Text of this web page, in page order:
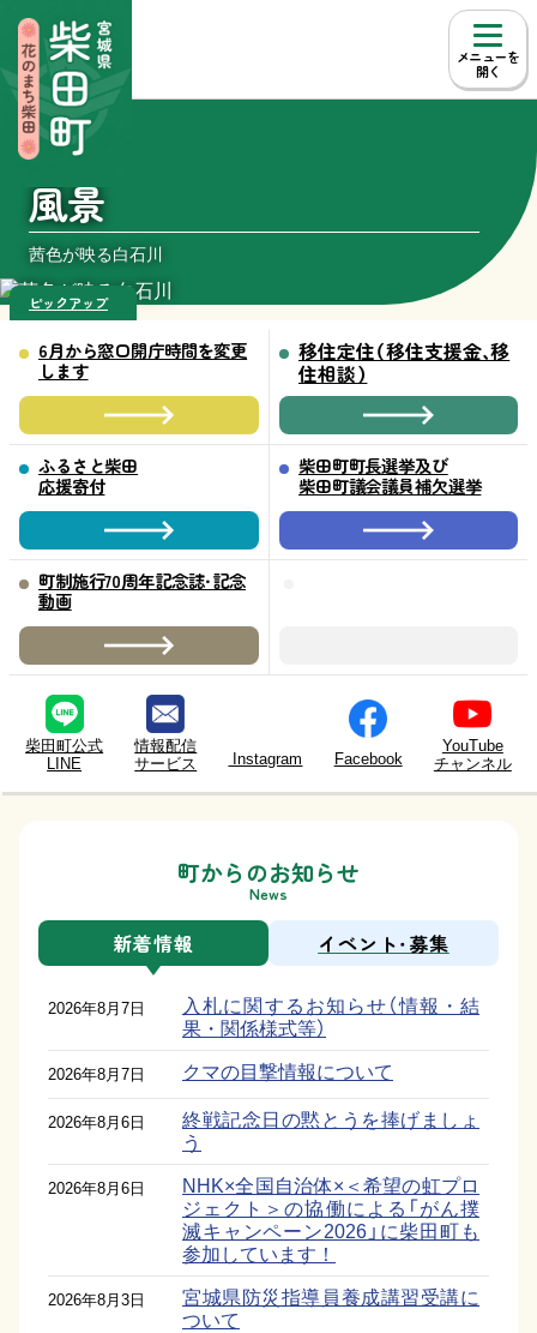
メニュー
Group NAV
風景
茜色が映る白石川
ピックアップ
6月から窓口開庁時間を変更
します
移住定住（移住支援金、移
住相談）
ふるさと柴田
応援寄付
柴田町町長選挙及び
柴田町議会議員補欠選挙
町制施行70周年記念誌・記念
動画
柴田町広報アカウント
柴田町公式
LINE
情報配信
サービス
Instagram Facebook
YouTube
チャンネル
町からのお知らせ
News
新着情報 イベント・募集
2026年8月7日
入札に関するお知らせ（情報・結
果・関係様式等）
2026年8月7日 クマの目撃情報について
2026年8月6日
終戦記念日の黙とうを捧げましょ
う
2026年8月6日
NHK×全国自治体×＜希望の虹プロ
ジェクト＞の協働による「がん撲
滅キャンペーン2026」に柴田町も
参加しています！
2026年8月3日
宮城県防災指導員養成講習受講に
ついて